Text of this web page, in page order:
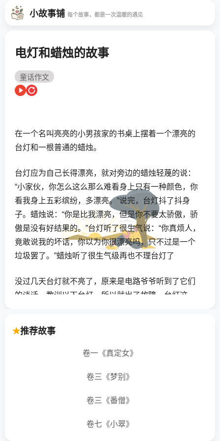
小故事铺 每个故事，都是一次温暖的遇见
电灯和蜡烛的故事
童话作文
在一个名叫亮亮的小男孩家的书桌上摆着一个漂亮的
台灯和一根普通的蜡烛。
台灯应为自己长得漂亮，就对旁边的蜡烛轻蔑的说：
“小家伙，你怎么这么那么难看身上只有一种颜色，你
看我身上五彩缤纷，多漂亮。”说完，台灯抖了抖身
子。蜡烛说：“你是比我漂亮，但是你不要太骄傲，骄
傲是没有好结果的。”台灯听了很生气说：“你真烦人，
竟敢说我的坏话，你以为你很漂亮吗，只不过是一个
垃圾罢了。”蜡烛听了很生气级再也不理台灯了
没过几天台灯就不亮了，原来是电路爷爷听到了它们
的谈话，教训以下台灯，所以就出了故障。台灯这一
点暗，总比没有好。蜡烛默默得为主人得工作，不一
会只剩很小的一节了。台灯惭愧的说：“对不起，你为
事，只要你知错就改，我们一样是好朋友。”台灯点点
推荐故事
卷一《真定女》
卷三《梦别》
卷三《番僧》
卷七《小翠》